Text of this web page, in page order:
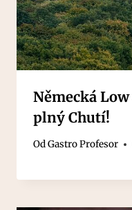
Německá
plný Chutí!
OdGastro Profesor